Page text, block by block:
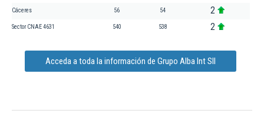
Cáceres 56 54 2
Sector CNAE 4631 540 538 2
Acceda a toda la información de Grupo Alba Int Sll